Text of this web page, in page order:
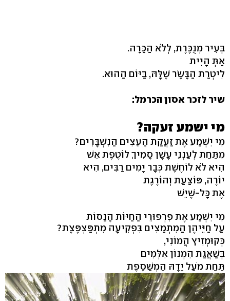
בְּעִיר מְנֻכֶּרֶת, לְלֹא הַכָּרָה.
אַתְּ הָיִית
לִיטְרַת הַבָּשָׂר שֶׁלָּהּ, בַּיּוֹם הַהוּא.
שיר לזכר אסון הכרמל:
מי ישמע זעקה?
מִי יִשְׁמַע אֶת זַעֲקַת הָעֵצִים הַנִשְׁבָּרִים?
מִתַּחַת לְעַנְנֵי עָשָׁן סָמִיךְ לוֹטֶפֶת אֵשׁ
הִיא לֹא לוֹחֶשֶׁת כְּבָר יָמִים רַבִּים, הִיא
יוֹרֶה, פּוֹצַעַת וְהוֹרֶגֶת
אֶת כָּל-שֶׁיֵּשׁ
מִי יִשְׁמַע אֶת פִּרְפּוּרֵי הַחַיּוֹת הָנָסוֹת
עַל חַיֵּיהֶן הַמִתְמַצִים בִּפְקִיעָה מִתְפַּצְפֶּצֶת?
כְּקוּמְזִיץ הֲמוֹנִי,
בְּשַׁאֲגַת הִמְנוֹן אִלְּמִים
תַּחַת מֹעַל יָדָהּ הַמְשַׁסֶפֶת